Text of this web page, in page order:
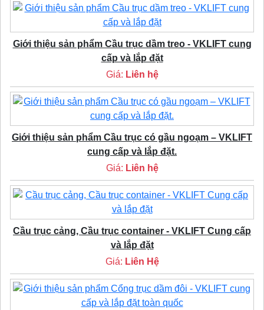
Giới thiệu sản phẩm Cầu trục dầm treo - VKLIFT cung
cấp và lắp đặt
Giá: Liên hệ
Giới thiệu sản phẩm Cầu trục có gầu ngoạm – VKLIFT
cung cấp và lắp đặt.
Giá: Liên hệ
Cầu trục cảng, Cầu trục container - VKLIFT Cung cấp
và lắp đặt
Giá: Liên Hệ